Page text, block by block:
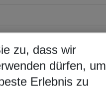
which suits your best
airport
zu, dass wir
dürfen, um
Erlebnis zu